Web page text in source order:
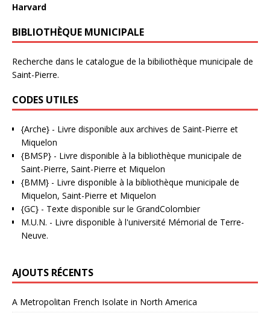
Harvard
BIBLIOTHÈQUE MUNICIPALE
Recherche dans le catalogue de la bibiliothèque municipale de
Saint-Pierre.
CODES UTILES
{Arche} - Livre disponible aux archives de Saint-Pierre et
Miquelon
{BMSP} - Livre disponible à la bibliothèque municipale de
Saint-Pierre, Saint-Pierre et Miquelon
{BMM} - Livre disponible à la bibliothèque municipale de
Miquelon, Saint-Pierre et Miquelon
{GC} - Texte disponible sur le GrandColombier
M.U.N. - Livre disponible à l'université Mémorial de Terre-
Neuve.
AJOUTS RÉCENTS
A Metropolitan French Isolate in North America